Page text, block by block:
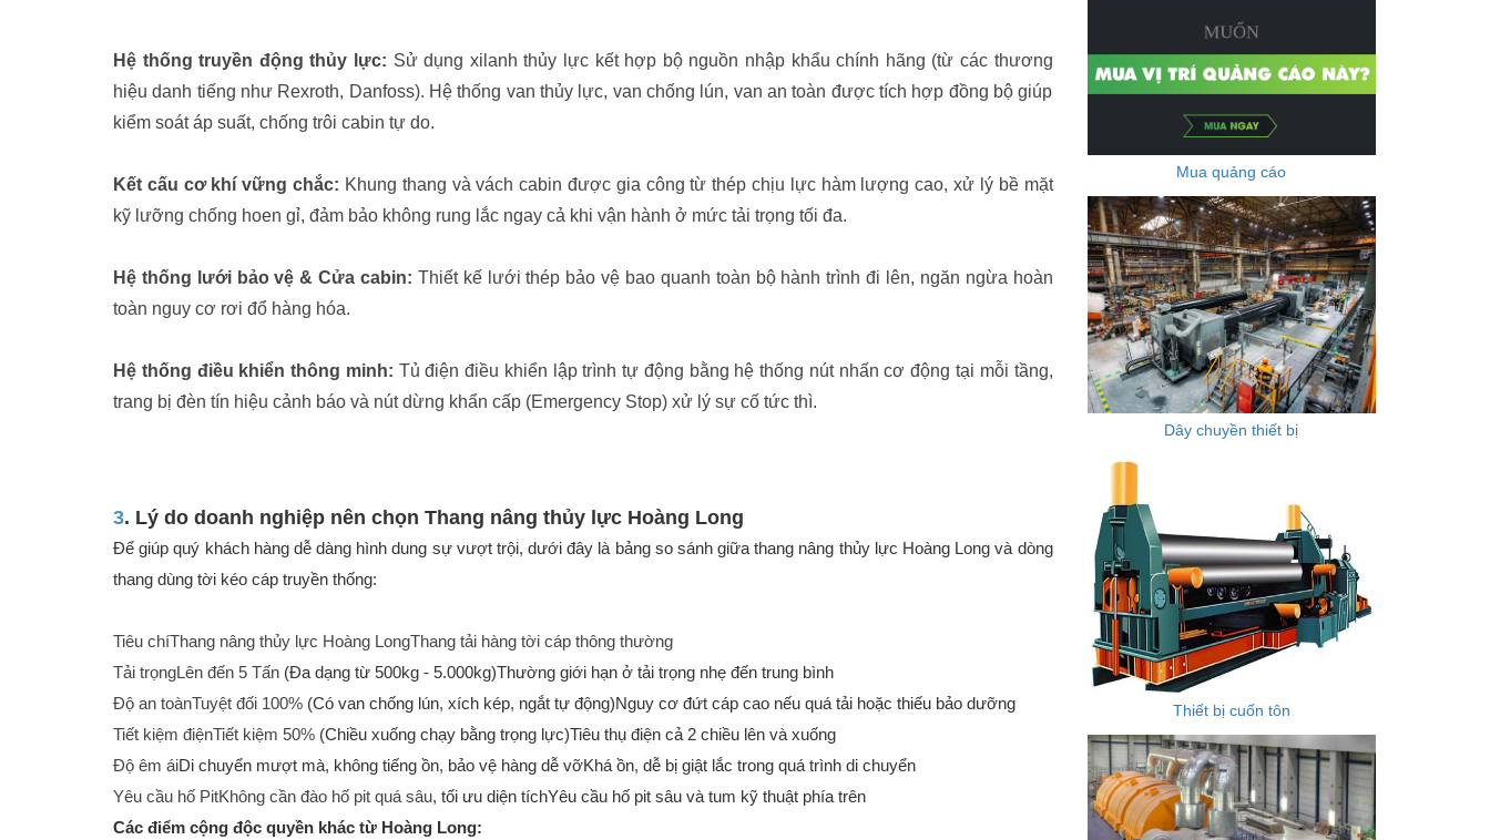
Cho thuê
Việc làm
Hệ thống truyền động thủy lực: Sử dụng xilanh thủy lực kết hợp bộ nguồn nhập khẩu chính hãng (từ các thương
hiệu danh tiếng như Rexroth, Danfoss). Hệ thống van thủy lực, van chống lún, van an toàn được tích hợp đồng bộ giúp
kiểm soát áp suất, chống trôi cabin tự do.
Kết cấu cơ khí vững chắc: Khung thang và vách cabin được gia công từ thép chịu lực hàm lượng cao, xử lý bề mặt
kỹ lưỡng chống hoen gỉ, đảm bảo không rung lắc ngay cả khi vận hành ở mức tải trọng tối đa.
Hệ thống lưới bảo vệ & Cửa cabin: Thiết kế lưới thép bảo vệ bao quanh toàn bộ hành trình đi lên, ngăn ngừa hoàn
toàn nguy cơ rơi đổ hàng hóa.
Hệ thống điều khiển thông minh: Tủ điện điều khiển lập trình tự động bằng hệ thống nút nhấn cơ động tại mỗi tầng,
trang bị đèn tín hiệu cảnh báo và nút dừng khẩn cấp (Emergency Stop) xử lý sự cố tức thì.
3. Lý do doanh nghiệp nên chọn Thang nâng thủy lực Hoàng Long
Để giúp quý khách hàng dễ dàng hình dung sự vượt trội, dưới đây là bảng so sánh giữa thang nâng thủy lực Hoàng Long và dòng
thang dùng tời kéo cáp truyền thống:
Tiêu chíThang nâng thủy lực Hoàng LongThang tải hàng tời cáp thông thường
Tải trọngLên đến 5 Tấn (Đa dạng từ 500kg - 5.000kg)Thường giới hạn ở tải trọng nhẹ đến trung bình
Độ an toànTuyệt đối 100% (Có van chống lún, xích kép, ngắt tự động)Nguy cơ đứt cáp cao nếu quá tải hoặc thiếu bảo dưỡng
Tiết kiệm điệnTiết kiệm 50% (Chiều xuống chạy bằng trọng lực)Tiêu thụ điện cả 2 chiều lên và xuống
Độ êm áiDi chuyển mượt mà, không tiếng ồn, bảo vệ hàng dễ vỡKhá ồn, dễ bị giật lắc trong quá trình di chuyển
Yêu cầu hố PitKhông cần đào hố pit quá sâu, tối ưu diện tíchYêu cầu hố pit sâu và tum kỹ thuật phía trên
Các điểm cộng độc quyền khác từ Hoàng Long:
Mua quảng cáo
Dây chuyền thiết bị
Thiết bị cuốn tôn